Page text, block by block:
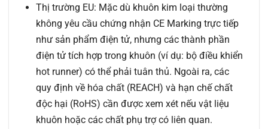
Thị trường EU: Mặc dù khuôn kim loại thường
không yêu cầu chứng nhận CE Marking trực tiếp
như sản phẩm điện tử, nhưng các thành phần
điện tử tích hợp trong khuôn (ví dụ: bộ điều khiển
hot runner) có thể phải tuân thủ. Ngoài ra, các
quy định về hóa chất (REACH) và hạn chế chất
độc hại (RoHS) cần được xem xét nếu vật liệu
khuôn hoặc các chất phụ trợ có liên quan.